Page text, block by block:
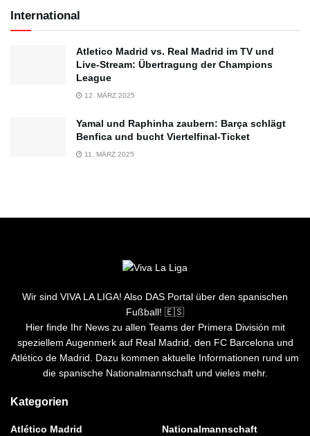
International
Atletico Madrid vs. Real Madrid im TV und
Live-Stream: Übertragung der Champions
League
12. MÄRZ 2025
Yamal und Raphinha zaubern: Barça schlägt
Benfica und bucht Viertelfinal-Ticket
11. MÄRZ 2025
Wir sind VIVA LA LIGA! Also DAS Portal über den spanischen
Fußball! 🇪🇸
Hier finde Ihr News zu allen Teams der Primera División mit
speziellem Augenmerk auf Real Madrid, den FC Barcelona und
Atlético de Madrid. Dazu kommen aktuelle Informationen rund um
die spanische Nationalmannschaft und vieles mehr.
Kategorien
Atlético Madrid
Nationalmannschaft